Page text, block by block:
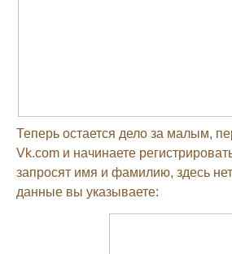
Теперь остается дело за малым,
Vk.com и начинаете
запросят имя и фамилию, здесь
данные вы указываете: